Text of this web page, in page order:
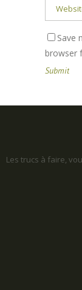
Save
browser
Les trucs à faire,